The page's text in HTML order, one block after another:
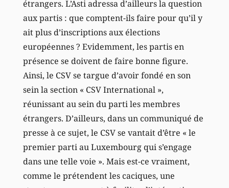
étrangers. L’Asti adressa d’ailleurs la question
aux partis : que comptent-ils faire pour qu’il y
ait plus d’inscriptions aux élections
européennes ? Evidemment, les partis en
présence se doivent de faire bonne figure.
Ainsi, le CSV se targue d’avoir fondé en son
sein la section « CSV International »,
réunissant au sein du parti les membres
étrangers. D’ailleurs, dans un communiqué de
presse à ce sujet, le CSV se vantait d’être « le
premier parti au Luxembourg qui s’engage
dans une telle voie ». Mais est-ce vraiment,
comme le prétendent les caciques, une